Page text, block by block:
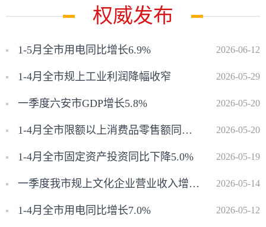
权威发布
1-5月全市用电同比增长6.9% 2026-06-12
1-4月全市规上工业利润降幅收窄 2026-05-29
一季度六安市GDP增长5.8% 2026-05-20
1-4月全市限额以上消费品零售额同比增长4.8% 2026-05-20
1-4月全市固定资产投资同比下降5.0% 2026-05-19
一季度我市规上文化企业营业收入增速居全省第二 2026-05-14
1-4月全市用电同比增长7.0% 2026-05-12